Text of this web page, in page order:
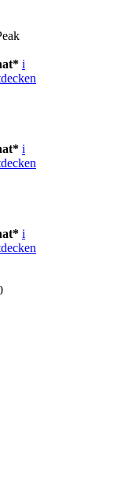
i
i
i